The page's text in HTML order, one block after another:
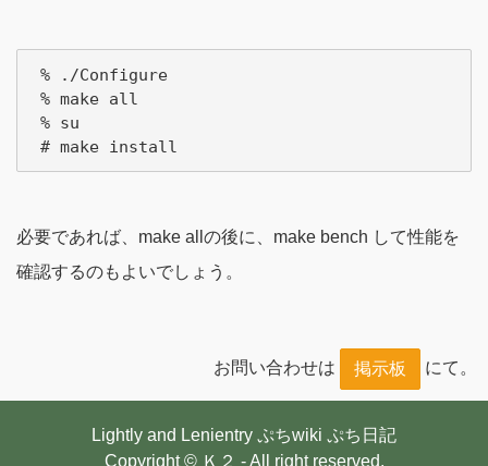
% ./Configure
% make all
% su
必要であれば、make allの後に、make bench して性能を
確認するのもよいでしょう。
お問い合わせは 掲示板 にて。
Lightly and Lenientry ぷちwiki ぷち日記
Copyright © Ｋ２ - All right reserved.